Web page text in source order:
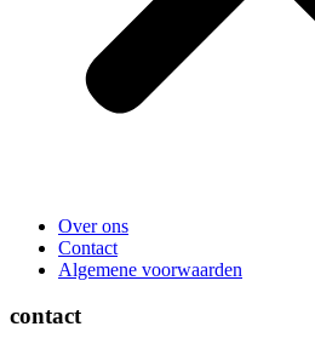
Over ons
Contact
Algemene voorwaarden
contact